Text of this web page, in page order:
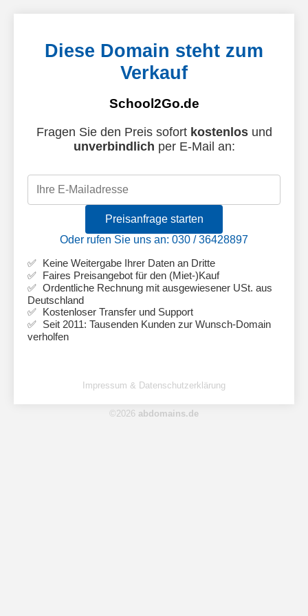
Diese Domain steht zum
Verkauf
School2Go.de
Fragen Sie den Preis sofort kostenlosund
unverbindlich per E-Mail an:
Preisanfrage starten
Oder rufen Sie uns an: 030 / 36428897
Keine Weitergabe Ihrer Daten an Dritte
Faires Preisangebot für den (Miet-)Kauf
Ordentliche Rechnung mit ausgewiesener USt. aus
Deutschland
Kostenloser Transfer und Support
Seit 2011: Tausenden Kunden zur Wunsch-Domain
verholfen
Impressum & Datenschutzerklärung
©2026 abdomains.de